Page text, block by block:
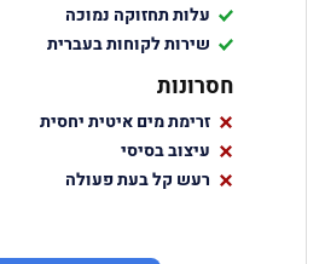
עלות תחזוקה נמוכה
שירות לקוחות בעברית
חסרונות
זרימת מים איטית יחסית
עיצוב בסיסי
רעש קל בעת פעולה